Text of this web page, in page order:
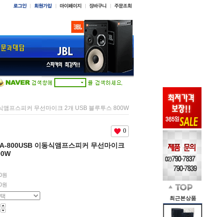
최근본상품
프스피커 무선마이크 2개 USB 블루투스 800W
0
800USB 이동식앰프스피커 무선마이크
원
원